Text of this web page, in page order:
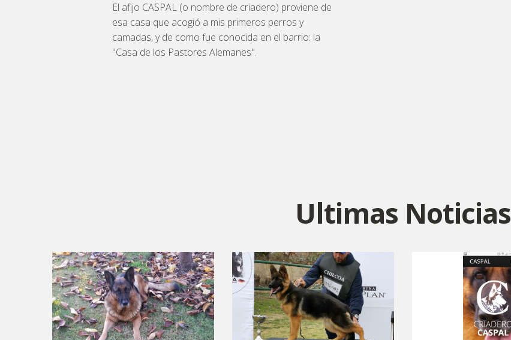
El afijo CASPAL (o nombre de criadero) proviene de
esa casa que acogió a mis primeros perros y
camadas, y de como fue conocida en el barrio: la
"Casa de los Pastores Alemanes".
Ultimas Noticias